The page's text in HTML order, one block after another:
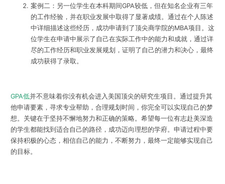
案例二：另一位学生在本科期间GPA较低，但在知名企业有三年
的工作经验，并在职业发展中取得了显著成绩。通过在个人陈述
中详细描述这些经历，成功申请到了顶尖商学院的MBA项目。这
位学生在申请中展示了自己在实际工作中的能力和成就，通过详
尽的工作经历和职业发展规划，证明了自己的潜力和决心，最终
成功获得了录取。
GPA低并不意味着你没有机会进入美国顶尖的研究生项目。通过提升其
他申请要素，寻求专业帮助，合理规划时间，你完全可以实现自己的梦
想。关键在于坚持不懈地努力和正确的策略。希望每一位有志赴美深造
的学生都能找到适合自己的路径，成功迈向理想的学府。申请过程中要
保持积极的心态，相信自己的能力，不断努力，最终一定能够实现自己
的目标。